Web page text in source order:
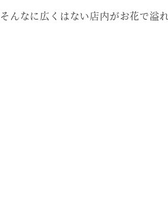
そんなに広くはない店内がお花で溢